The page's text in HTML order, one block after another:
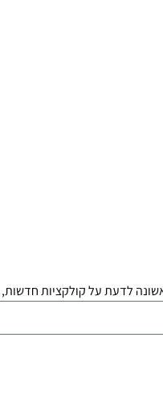
לדעת על קולקציות